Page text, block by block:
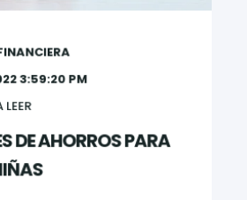
3:59:20 PM
DE AHORROS PARA